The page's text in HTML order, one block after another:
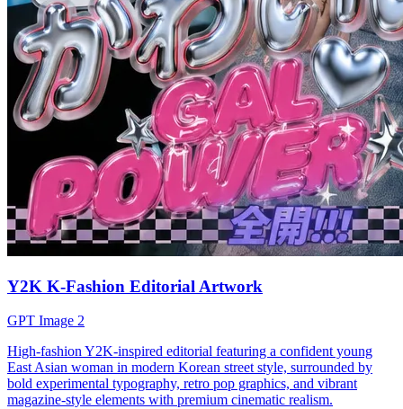
Y2K K-Fashion Editorial Artwork
GPT Image 2
High-fashion Y2K-inspired editorial featuring a confident young
East Asian woman in modern Korean street style, surrounded by
bold experimental typography, retro pop graphics, and vibrant
magazine-style elements with premium cinematic realism.